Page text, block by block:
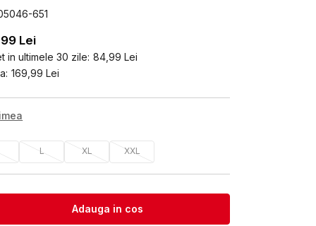
651
Lei
in ultimele 30 zile: 84,99 Lei
169,99 Lei
L XL XXL
Adauga in cos